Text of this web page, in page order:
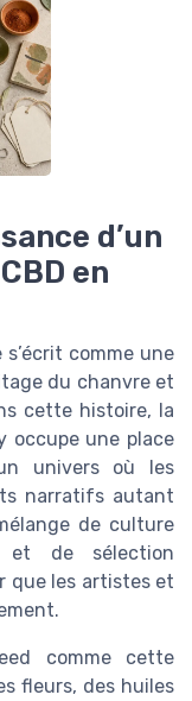
d’un
en
comme une
du chanvre et
cette histoire, la
occupe une place
univers où les
narratifs autant
de culture
et de sélection
que les artistes et
comme cette
fleurs, des huiles